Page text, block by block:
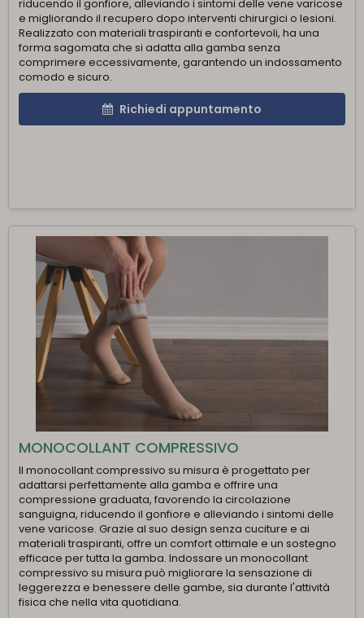
riducendo il gonfiore, alleviando i sintomi delle vene varicose
e migliorando il recupero dopo interventi chirurgici o lesioni.
Realizzato con materiali traspiranti e confortevoli, ha una
forma sagomata che si adatta alla gamba senza
comprimere eccessivamente, garantendo un indossamento
comodo e sicuro.
Richiedi appuntamento
MONOCOLLANT COMPRESSIVO
Il monocollant compressivo su misura è progettato per
adattarsi perfettamente alla gamba e offrire una
compressione graduata, favorendo la circolazione
sanguigna, riducendo il gonfiore e alleviando i sintomi delle
vene varicose. Grazie al suo design senza cuciture e ai
materiali traspiranti, offre un comfort ottimale e un sostegno
efficace per tutta la gamba. Indossare un monocollant
compressivo su misura può migliorare la sensazione di
leggerezza e benessere delle gambe, sia durante l'attività
fisica che nella vita quotidiana.